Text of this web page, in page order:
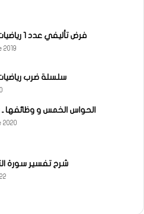
فرض تأليفي عدد 1 رياضيات 8 أساسي
2019
سلسلة ضرب رياضيات 9
الحواس الخمس و وظائفها ـ
2020
شرح تفسير سورة